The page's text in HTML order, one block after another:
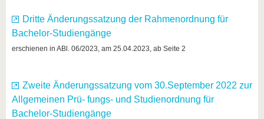
Dritte Änderungssatzung der Rahmenordnung für
Bachelor-Studiengänge
erschienen in ABl. 06/2023, am 25.04.2023, ab Seite 2
Zweite Änderungssatzung vom 30.September 2022 zur
Allgemeinen Prü- fungs- und Studienordnung für
Bachelor-Studiengänge